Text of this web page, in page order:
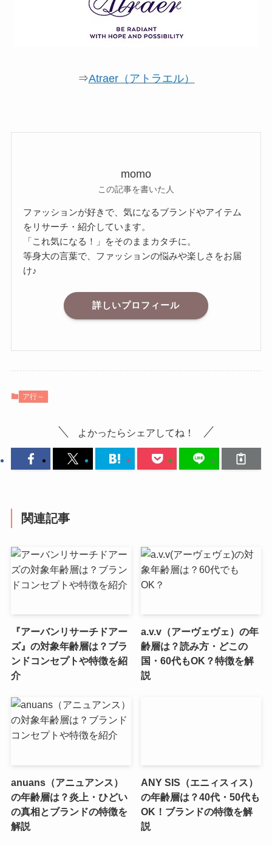
⇒Atraer（アトラエル）
momo
この記事を書いた人
ファッションが好きで、気になるブランドやアイテム
をリサーチ・紹介しています。
「これ気になる！」をそのままカタチに。
等身大の言葉で、ファッションの悩みや楽しさをお届
け♪
詳しいプロフィール
ア行～
よかったらシェアしてね！
関連記事
『アーバンリサーチドアー
ズ』の対象年齢層は？ブラ
ンドコンセプトや特徴を紹
介
a.v.v（アーヴェヴェ）の年
齢層は？読み方・どこの
国・60代もOK？特徴を解
説
anuans（アニュアンス）
の年齢層は？炎上・ひどい
の真相とブランドの特徴を
解説
ANY SIS（エニィスィス）
の年齢層は？40代・50代も
OK！ブランドの特徴を解
説